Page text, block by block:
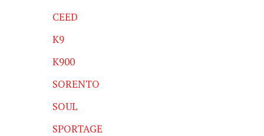
CEED
K9
K900
SORENTO
SOUL
SPORTAGE